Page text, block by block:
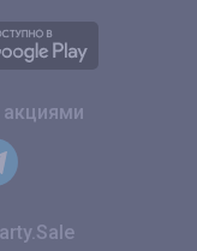
акциями